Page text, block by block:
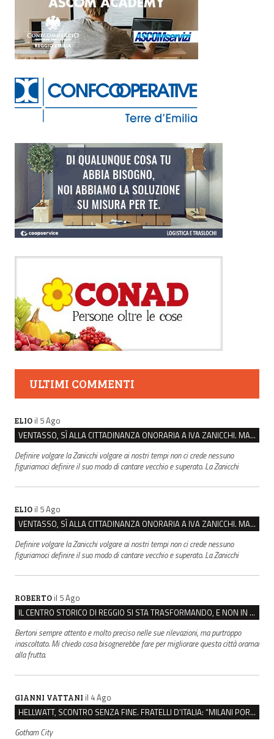
ULTIMI COMMENTI
ELIO il 5 Ago
VENTASSO, SÌ ALLA CITTADINANZA ONORARIA A IVA ZANICCHI. MA BARGIACCHI: “È DI PESSIMO GUSTO”
Definire volgare la Zanicchi volgare ai nostri tempi non ci crede nessuno
figuriamoci definire il suo modo di cantare vecchio e superato. La Zanicchi
ELIO il 5 Ago
VENTASSO, SÌ ALLA CITTADINANZA ONORARIA A IVA ZANICCHI. MA BARGIACCHI: “È DI PESSIMO GUSTO”
Definire volgare la Zanicchi volgare ai nostri tempi non ci crede nessuno
figuriamoci definire il suo modo di cantare vecchio e superato. La Zanicchi
ROBERTO il 5 Ago
IL CENTRO STORICO DI REGGIO SI STA TRASFORMANDO, E NON IN MEGLIO
Bertoni sempre attento e molto preciso nelle sue rilevazioni, ma purtroppo
inascoltato. Mi chiedo cosa bisognerebbe fare per migliorare questa città oramai
alla frutta.
GIANNI VATTANI il 4 Ago
HELLWATT, SCONTRO SENZA FINE. FRATELLI D’ITALIA: “MILANI PORTA DOCUMENTI, DE FRANCO INSULTI”
Gotham City